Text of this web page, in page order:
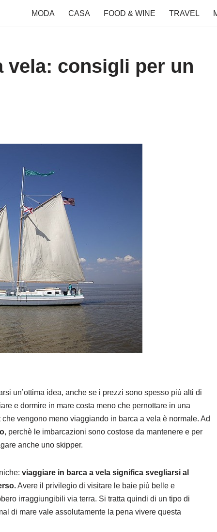
MODA CASA FOOD & WINE TRAVEL
vela: consigli per un
un’ottima idea, anche se i prezzi sono spesso più alti di
e dormire in mare costa meno che pernottare in una
vengono meno viaggiando in barca a vela è normale. Ad
, perchè le imbarcazioni sono costose da mantenere e per
anche uno skipper.
viaggiare in barca a vela significa svegliarsi al
Avere il privilegio di visitare le baie più belle e
irraggiungibili via terra. Si tratta quindi di un tipo di
di mare vale assolutamente la pena vivere questa